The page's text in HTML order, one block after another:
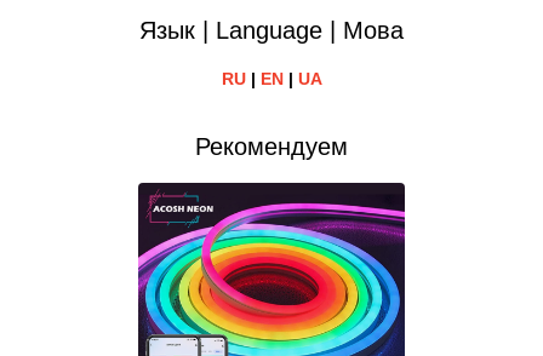
Язык | Language | Мова
RU| EN| UA
Рекомендуем